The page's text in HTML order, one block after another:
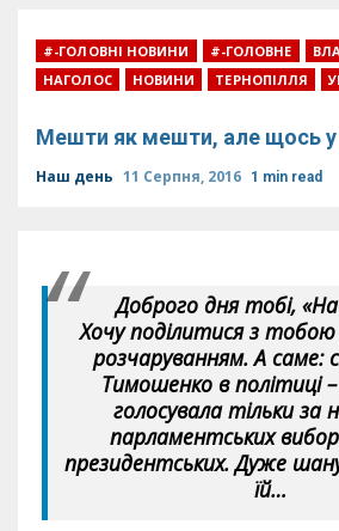
#-ГОЛОВНІ НОВИНИ #-ГОЛОВНЕ
НАГОЛОС
НОВИНИ ТЕРНОПІЛЛЯ
Мешти як мешти, але щось у
Наш день 11 Серпня, 2016 1 min read
Доброго дня тобі,
Хочу поділитися з
розчаруванням. А саме:
Тимошенко в політиці
голосувала тільки за
парламентських
президентських. Дуже
їй…